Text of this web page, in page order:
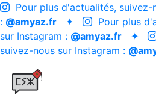
Pour plus d'actualités, suivez-
: @amyaz.fr ✦
Pour plus
sur Instagram : @amyaz.fr ✦
suivez-nous sur Instagram :